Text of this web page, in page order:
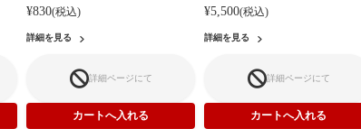
¥830(税込)
詳細を見る
詳細ページにて
¥5,500(税込)
詳細を見る
詳細ページにて